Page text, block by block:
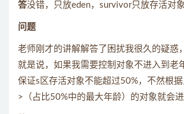
答没错，只放eden，survivor只放存活对象
问题
老师刚才的讲解解答了困扰我很久的疑惑
就是说，如果我需要控制对象不进入到老
保证s区存活对象不能超过50%，不然根
>（占比50%中的最大年龄）的对象就会进